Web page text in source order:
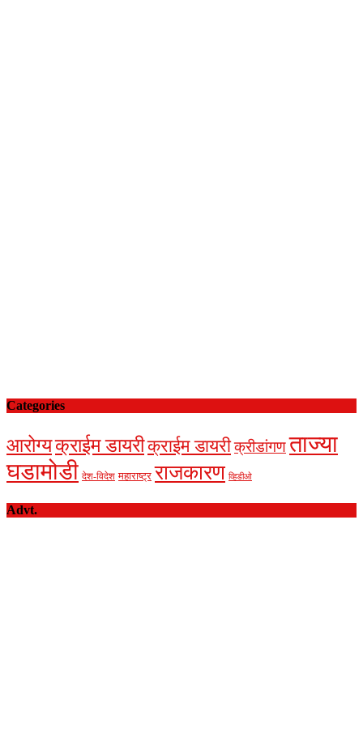
Categories
आरोग्यक्राईम डायरीक्राईम डायरीक्रीडांगणताज्या
घडामोडी देश-विदेश महाराष्ट्र राजकारण व्हिडीओ
Advt.